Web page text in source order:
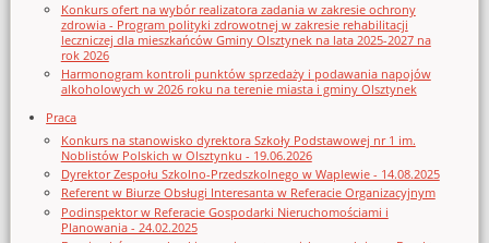
Konkurs ofert na wybór realizatora zadania w zakresie ochrony
zdrowia - Program polityki zdrowotnej w zakresie rehabilitacji
leczniczej dla mieszkańców Gminy Olsztynek na lata 2025-2027 na
rok 2026
Harmonogram kontroli punktów sprzedaży i podawania napojów
alkoholowych w 2026 roku na terenie miasta i gminy Olsztynek
Praca
Konkurs na stanowisko dyrektora Szkoły Podstawowej nr 1 im.
Noblistów Polskich w Olsztynku - 19.06.2026
Dyrektor Zespołu Szkolno-Przedszkolnego w Waplewie - 14.08.2025
Referent w Biurze Obsługi Interesanta w Referacie Organizacyjnym
Podinspektor w Referacie Gospodarki Nieruchomościami i
Planowania - 24.02.2025